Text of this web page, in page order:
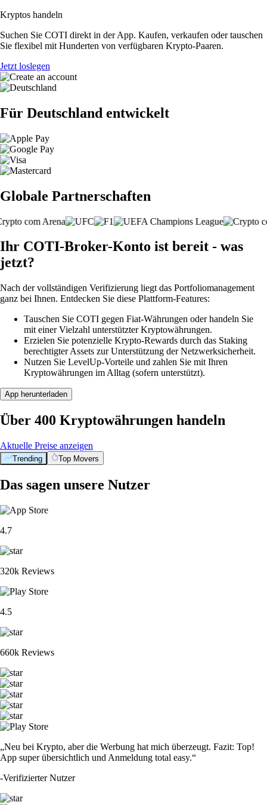
Kryptos handeln
Suchen Sie COTI direkt in der App. Kaufen, verkaufen oder tauschen
Sie flexibel mit Hunderten von verfügbaren Krypto-Paaren.
Jetzt loslegen
Für Deutschland entwickelt
Globale Partnerschaften
Ihr COTI-Broker-Konto ist bereit - was
jetzt?
Nach der vollständigen Verifizierung liegt das Portfoliomanagement
ganz bei Ihnen. Entdecken Sie diese Plattform-Features:
Tauschen Sie COTI gegen Fiat-Währungen oder handeln Sie
mit einer Vielzahl unterstützter Kryptowährungen.
Erzielen Sie potenzielle Krypto-Rewards durch das Staking
berechtigter Assets zur Unterstützung der Netzwerksicherheit.
Nutzen Sie LevelUp-Vorteile und zahlen Sie mit Ihren
Kryptowährungen im Alltag (sofern unterstützt).
App herunterladen
Über 400 Kryptowährungen handeln
Aktuelle Preise anzeigen
Trending Top Movers
Das sagen unsere Nutzer
4.7
320k Reviews
4.5
660k Reviews
„Neu bei Krypto, aber die Werbung hat mich überzeugt. Fazit: Top!
App super übersichtlich und Anmeldung total easy.“
-Verifizierter Nutzer